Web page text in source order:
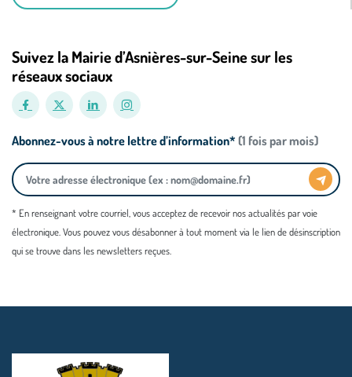
Suivez la Mairie d’Asnières-sur-Seine sur les
réseaux sociaux
Abonnez-vous à notre lettre d’information* (1 fois par mois)
* En renseignant votre courriel, vous acceptez de recevoir nos actualités par voie
électronique. Vous pouvez vous désabonner à tout moment via le lien de désinscription
qui se trouve dans les newsletters reçues.